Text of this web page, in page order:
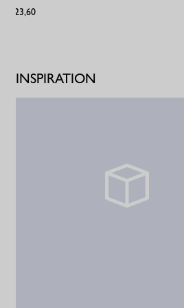
€23,60
INSPIRATION